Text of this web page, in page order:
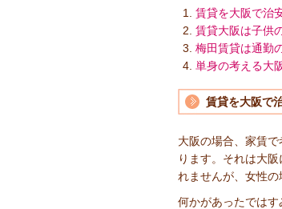
賃貸を大阪で治
賃貸大阪は子供
梅田賃貸は通勤
単身の考える大
賃貸を大阪で
大阪の場合、家賃
ります。それは大
れませんが、女性の
何かがあったではす